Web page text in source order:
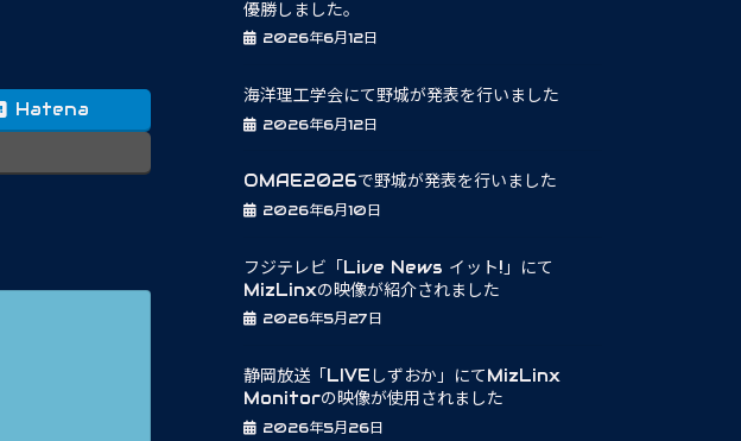
Hatena
優勝しました。
2026年6月12日
海洋理工学会にて野城が発表を行いました
2026年6月12日
OMAE2026で野城が発表を行いました
2026年6月10日
フジテレビ「Live News イット!」にて
MizLinxの映像が紹介されました
2026年5月27日
静岡放送「LIVEしずおか」にてMizLinx
Monitorの映像が使用されました
2026年5月26日